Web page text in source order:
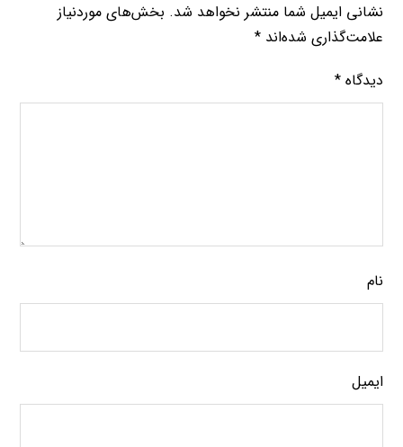
نشانی ایمیل شما منتشر نخواهد شد. بخش‌های موردنیاز
علامت‌گذاری شده‌اند*
دیدگاه*
نام
ایمیل